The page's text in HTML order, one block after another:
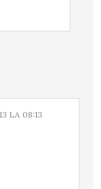
LA 08:13